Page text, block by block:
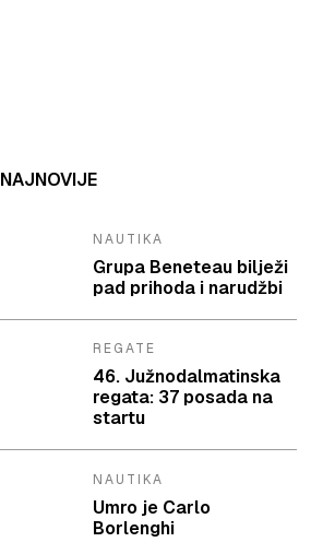
NAJNOVIJE
NAUTIKA
Grupa Beneteau bilježi
pad prihoda i narudžbi
REGATE
46. Južnodalmatinska
regata: 37 posada na
startu
NAUTIKA
Umro je Carlo
Borlenghi